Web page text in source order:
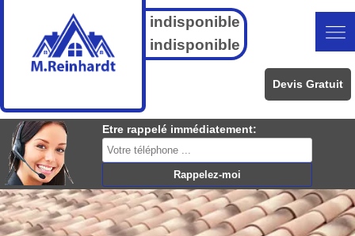
indisponible
indisponible
Devis Gratuit
Etre rappelé immédiatement: